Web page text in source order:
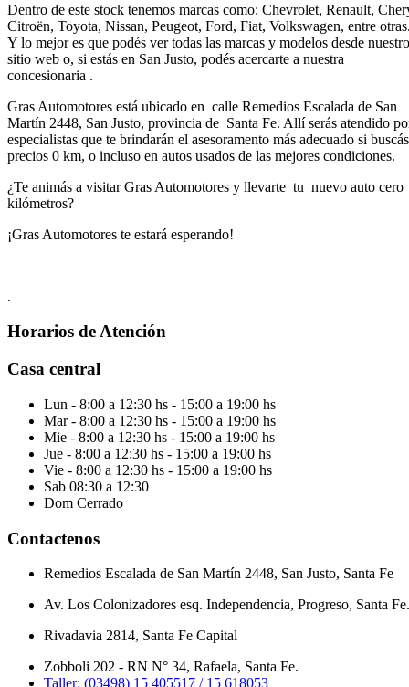
Dentro de este stock tenemos marcas como: Chevrolet, Renault,
Citroën, Toyota, Nissan, Peugeot, Ford, Fiat, Volkswagen, entre
Y lo mejor es que podés ver todas las marcas y modelos desde nuestro
sitio web o, si estás en San Justo, podés acercarte a nuestra
concesionaria .
Gras Automotores está ubicado en calle Remedios Escalada de San
Martín 2448, San Justo, provincia de Santa Fe. Allí serás atendido
especialistas que te brindarán el asesoramento más adecuado si buscás
precios 0 km, o incluso en autos usados de las mejores condiciones.
¿Te animás a visitar Gras Automotores y llevarte tu nuevo auto cero
kilómetros?
¡Gras Automotores te estará esperando!
.
Horarios de Atención
Casa central
Lun - 8:00 a 12:30 hs - 15:00 a 19:00 hs
Mar- 8:00 a 12:30 hs - 15:00 a 19:00 hs
Mie - 8:00 a 12:30 hs - 15:00 a 19:00 hs
Jue - 8:00 a 12:30 hs - 15:00 a 19:00 hs
Vie - 8:00 a 12:30 hs - 15:00 a 19:00 hs
Sab 08:30 a 12:30
Dom Cerrado
Contactenos
Remedios Escalada de San Martín 2448, San Justo, Santa Fe
Av. Los Colonizadores esq. Independencia, Progreso, Santa Fe.
Rivadavia 2814, Santa Fe Capital
Zobboli 202 - RN N° 34, Rafaela, Santa Fe.
Taller: (03498) 15 405517 / 15 618053